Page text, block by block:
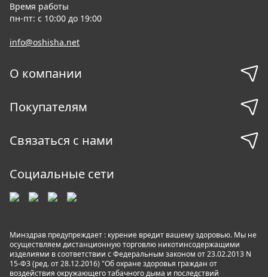
Время работы
пн-пт: с 10:00 до 19:00
info@oshisha.net
О компании
Покупателям
Связаться с нами
Социальные сети
Минздрав предупреждает : курение вредит вашему здоровью. Мы не
осуществляем дистанционную торговлю никотинсодержащими
изделиями в соответствии с Федеральным законом от 23.02.2013 N
15-ФЗ (ред. от 28.12.2016) "Об охране здоровья граждан от
воздействия окружающего табачного дыма и последствий